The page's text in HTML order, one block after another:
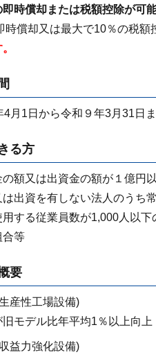
即時償却または税額控除が可
時償却又は最大で10％の税額
4月1日から令和９年3月31日
る方
の額又は出資金の額が１億円
は出資を有しない法人のうち
用する従業員数が1,000人以下
合等
要
産性工場設備)
モデル比年平均1％以上向上
益力強化設備)